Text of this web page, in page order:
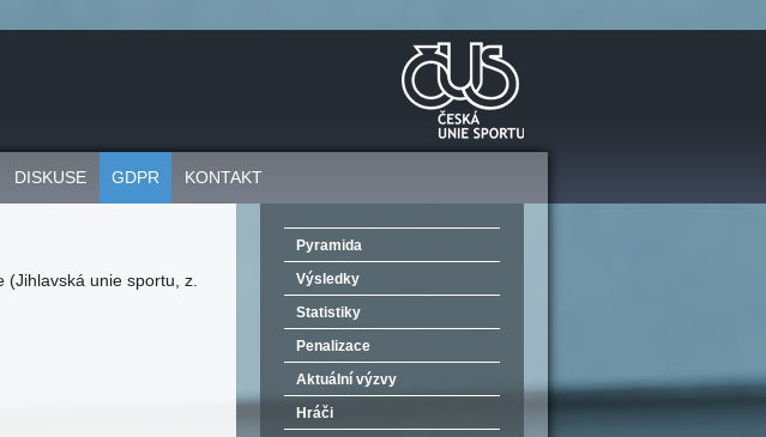
DISKUSE GDPR KONTAKT
unie sportu, z.
Pyramida
Výsledky
Statistiky
Penalizace
Aktuální výzvy
Hráči